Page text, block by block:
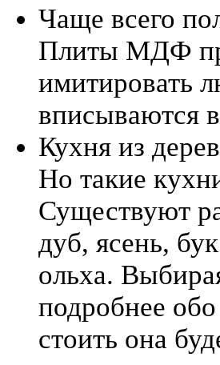
Чаще всего
Плиты МДФ
имитировать
вписываются
Кухня из
Но такие
Существуют
дуб, ясень,
ольха.
подробнее обо
стоить она